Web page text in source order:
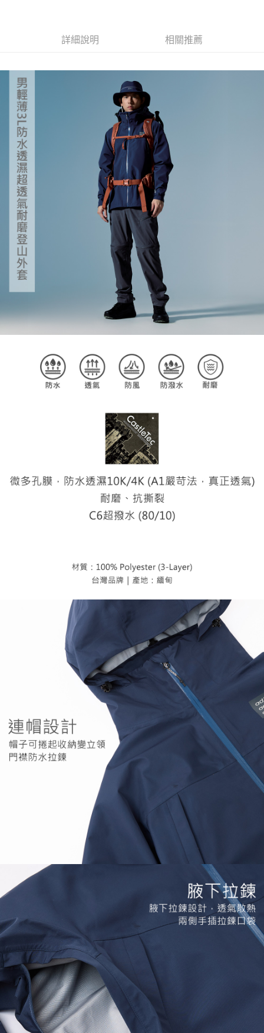
購買商品的店家。未經商家同意取消之訂單仍視為有效，需透過AFTEE先享
客戶支援中心」
https://netprotections.freshdesk.com/support/home
【注意事項】
１．透過由恩沛科技股份有限公司提供之「AFTEE先享後付」服務完成之交
易，需依本服務之必要範圍內提供個人資料，並將交易相關給付款項請求債
權轉讓予恩沛科技股份有限公司。
２．關於個人資料處理事宜，請瀏覽以下網址：
https://aftee.tw/terms/#terms3
３．未成年的使用者請事先徵得法定代理人或監護人之同意方可使用
「AFTEE先享後付」，若未經同意申辦者引起之損失，本公司不負相關責
任。
４．使用「AFTEE先享後付」時，將依據個別帳號之用戶狀況，依本公司即
時審查核予不同之上限額度；若仍有額度不足之情形，本公司將視審查結果
請求用戶進行身份認證。
５．嚴禁一人註冊多個帳號或使用他人資訊註冊。若發現惡意使用之情形，
恩沛科技股份有限公司將有權停止該用戶之使用額度並採取法律行動。
詳細說明 相關推薦